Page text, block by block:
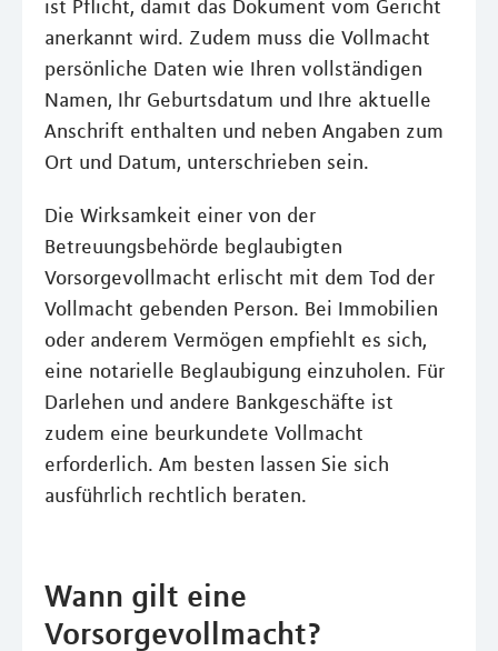
ist Pflicht, damit das Dokument vom Gericht
anerkannt wird. Zudem muss die Vollmacht
persönliche Daten wie Ihren vollständigen
Namen, Ihr Geburtsdatum und Ihre aktuelle
Anschrift enthalten und neben Angaben zum
Ort und Datum, unterschrieben sein.
Die Wirksamkeit einer von der
Betreuungsbehörde beglaubigten
Vorsorgevollmacht erlischt mit dem Tod der
Vollmacht gebenden Person. Bei Immobilien
oder anderem Vermögen empfiehlt es sich,
eine notarielle Beglaubigung einzuholen. Für
Darlehen und andere Bankgeschäfte ist
zudem eine beurkundete Vollmacht
erforderlich. Am besten lassen Sie sich
ausführlich rechtlich beraten.
Wann gilt eine
Vorsorgevollmacht?